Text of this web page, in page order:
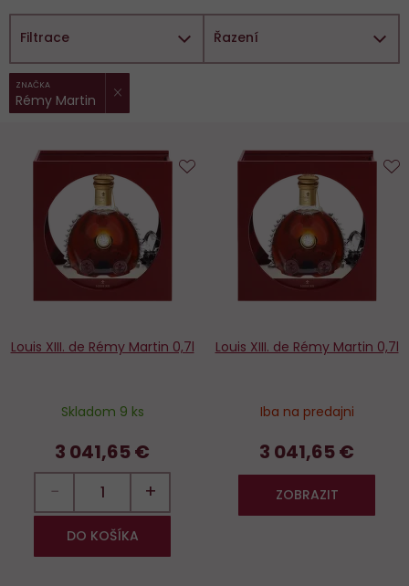
Filtrace
Vybrané
filtry:
ZNAČKA
Rémy Martin
Řazení
Louis XIII. de Rémy Martin 0,7l
Skladom 9 ks
3 041,65 €
− +
DO KOŠÍKA
obľúbených
Louis XIII. de Rémy Martin 0,7l
Iba na predajni
3 041,65 €
ZOBRAZIT